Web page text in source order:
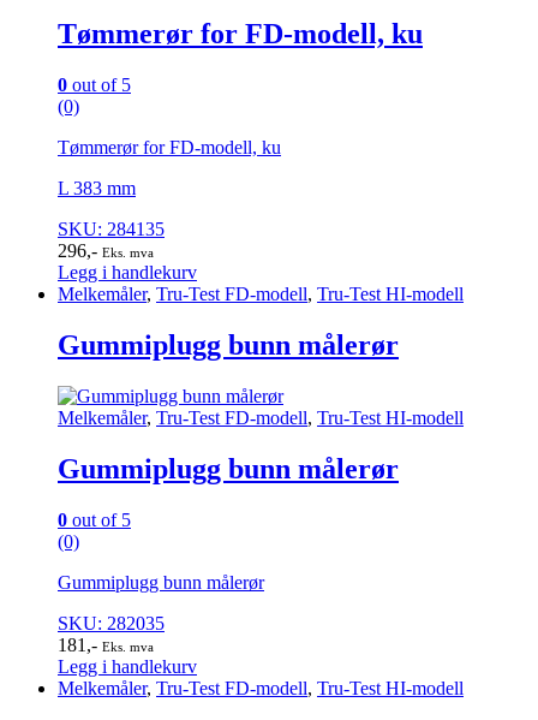
Tømmerør for FD-modell, ku
0 out of 5
(0)
Tømmerør for FD-modell, ku
L 383 mm
SKU: 284135
296,- Eks. mva
Legg i handlekurv
Melkemåler, Tru-Test FD-modell, Tru-Test HI-modell
Gummiplugg bunn målerør
Melkemåler, Tru-Test FD-modell, Tru-Test HI-modell
Gummiplugg bunn målerør
0 out of 5
(0)
Gummiplugg bunn målerør
SKU: 282035
181 ,- Eks. mva
Legg i handlekurv
Melkemåler, Tru-Test FD-modell, Tru-Test HI-modell